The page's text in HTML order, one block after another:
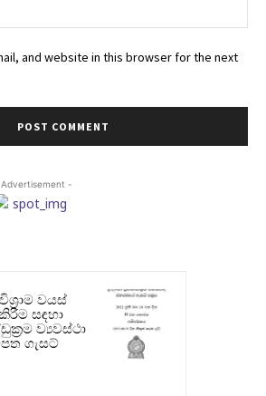
and website in this browser for the next
-
වයස්
සඳහා
ව්‍යවස්ථා
ගැසට්